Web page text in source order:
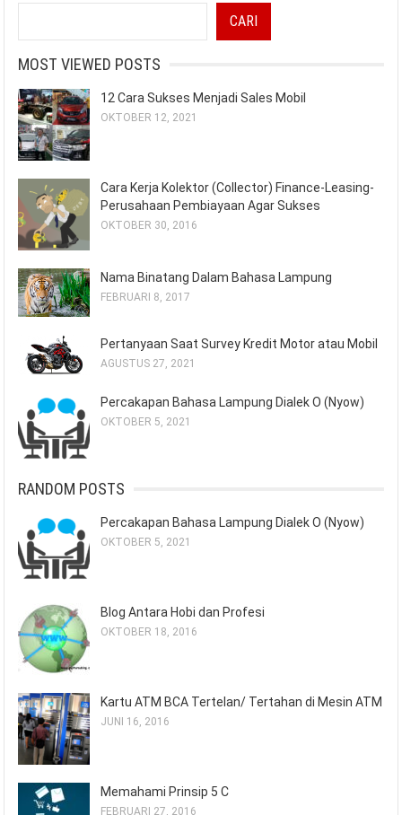
CARI
MOST VIEWED POSTS
12 Cara Sukses Menjadi Sales Mobil
OKTOBER 12, 2021
Cara Kerja Kolektor (Collector) Finance-Leasing-
Perusahaan Pembiayaan Agar Sukses
OKTOBER 30, 2016
Nama Binatang Dalam Bahasa Lampung
FEBRUARI 8, 2017
Pertanyaan Saat Survey Kredit Motor atau Mobil
AGUSTUS 27, 2021
Percakapan Bahasa Lampung Dialek O (Nyow)
OKTOBER 5, 2021
RANDOM POSTS
Percakapan Bahasa Lampung Dialek O (Nyow)
OKTOBER 5, 2021
Blog Antara Hobi dan Profesi
OKTOBER 18, 2016
Kartu ATM BCA Tertelan/ Tertahan di Mesin ATM
JUNI 16, 2016
Memahami Prinsip 5 C
FEBRUARI 27, 2016